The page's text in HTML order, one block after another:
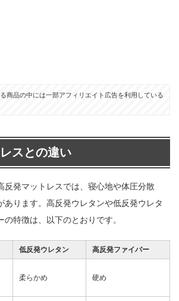
商品の中には一部アフィリエイト広告を利用している
スとの違い
反発マットレスでは、寝心地や体圧分散
あります。高反発ウレタンや低反発ウレタ
の特徴は、以下のとおりです。
低反発ウレタン 高反発ファイバー
柔らかめ 硬め